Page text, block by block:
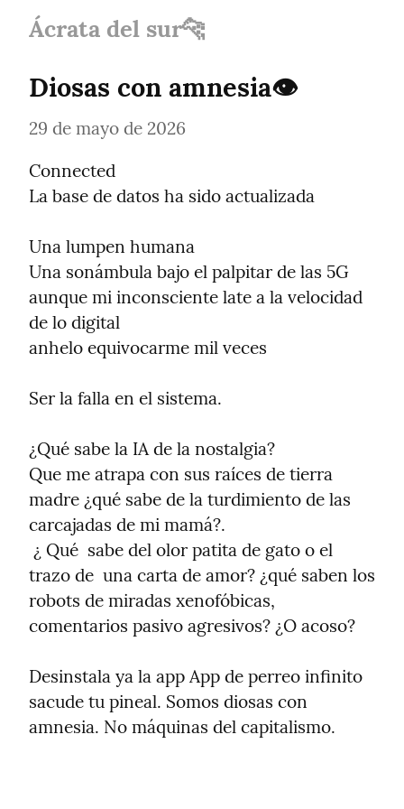
Ácrata del sur🐆
Diosas con amnesia👁️
29 de mayo de 2026
Connected
La base de datos ha sido actualizada
Una lumpen humana
Una sonámbula bajo el palpitar de las 5G
aunque mi inconsciente late a la velocidad
de lo digital
anhelo equivocarme mil veces
Ser la falla en el sistema.
¿Qué sabe la IA de la nostalgia?
Que me atrapa con sus raíces de tierra
madre ¿qué sabe de la turdimiento de las
carcajadas de mi mamá?.
trazo de  una carta de amor? ¿qué saben los
robots de miradas xenofóbicas,
comentarios pasivo agresivos? ¿O acoso?
Desinstala ya la app App de perreo infinito
sacude tu pineal. Somos diosas con
amnesia. No máquinas del capitalismo.